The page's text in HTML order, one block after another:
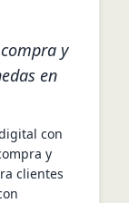
tiendadolar
y
en
con
y
clientes